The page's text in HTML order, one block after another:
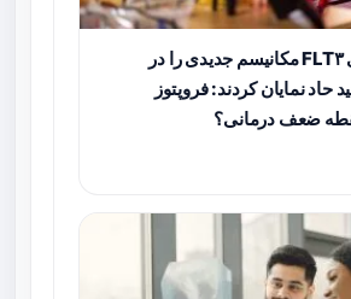
مهارکننده‌های FLT۳ مکانیسم جدیدی را در
حاد نمایان کردند: فروپتوز
ضعف درمانی؟